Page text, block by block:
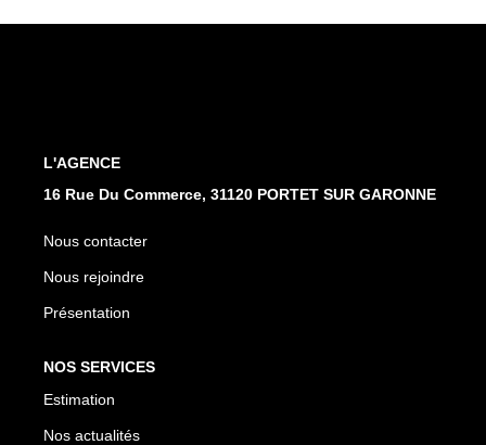
L'AGENCE
16 Rue Du Commerce, 31120 PORTET SUR GARONNE
Nous contacter
Nous rejoindre
Présentation
NOS SERVICES
Estimation
Nos actualités